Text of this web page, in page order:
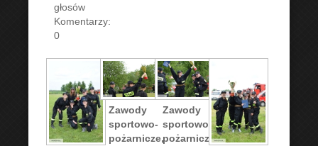
głosów
Komentarzy:
0
Zawody
sportowo-
pożarnicze,
Zawody
sportowo-
pożarnicze,